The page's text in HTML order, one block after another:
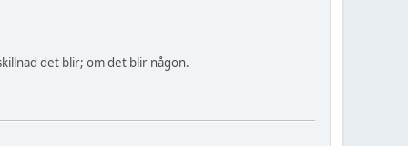
det blir; om det blir någon.